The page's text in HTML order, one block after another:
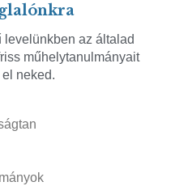
levelünkben az általad
műhelytanulmányait
neked.